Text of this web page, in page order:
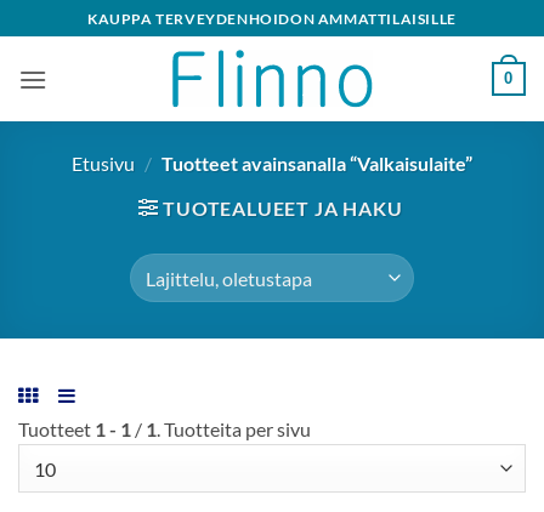
to
content
KAUPPA TERVEYDENHOIDON AMMATTILAISILLE
0
Etusivu / Tuotteet avainsanalla “Valkaisulaite”
TUOTEALUEET JA HAKU
Tuotteet 1 - 1 / 1. Tuotteita per sivu